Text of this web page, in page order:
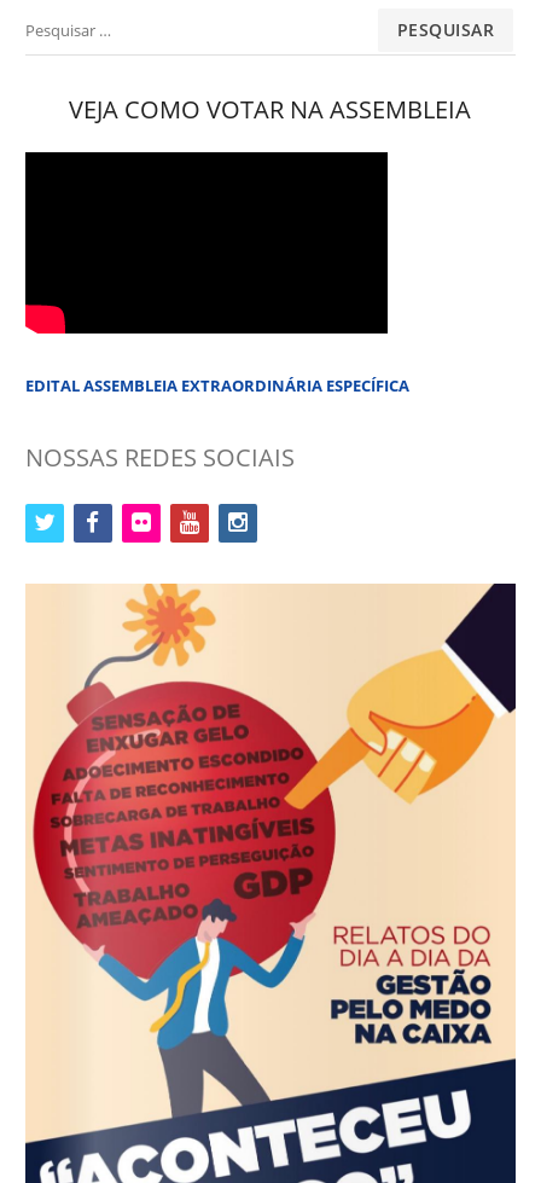
Pesquisar
VEJA COMO VOTAR NA ASSEMBLEIA
EDITAL ASSEMBLEIA EXTRAORDINÁRIA ESPECÍFICA
NOSSAS REDES SOCIAIS
twitter facebookflickr youtubeinstagram